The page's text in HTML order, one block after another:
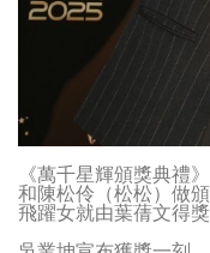
《萬千星輝頒獎典禮
和陳松伶（松松）做
飛躍女就由葉蒨文得獎